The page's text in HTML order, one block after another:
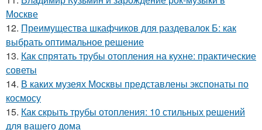
Москве
12. Преимущества шкафчиков для раздевалок Б: как
выбрать оптимальное решение
13. Как спрятать трубы отопления на кухне: практические
советы
14. В каких музеях Москвы представлены экспонаты по
космосу
15. Как скрыть трубы отопления: 10 стильных решений
для вашего дома